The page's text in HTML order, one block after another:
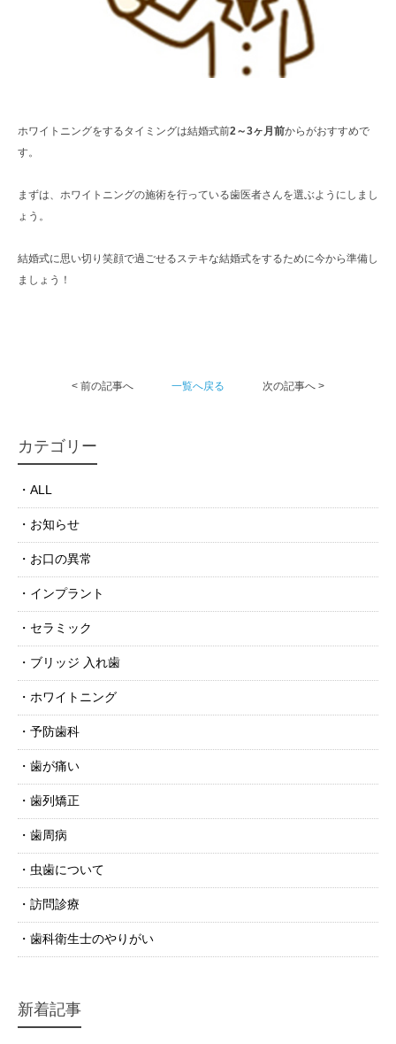
ホワイトニングをするタイミングは結婚式前2～3ヶ月前からがおすすめで
す。
まずは、ホワイトニングの施術を行っている歯医者さんを選ぶようにしまし
ょう。
結婚式に思い切り笑顔で過ごせるステキな結婚式をするために今から準備し
ましょう！
< 前の記事へ 一覧へ戻る 次の記事へ >
カテゴリー
ALL
お知らせ
お口の異常
インプラント
セラミック
ブリッジ 入れ歯
ホワイトニング
予防歯科
歯が痛い
歯列矯正
歯周病
虫歯について
訪問診療
歯科衛生士のやりがい
新着記事